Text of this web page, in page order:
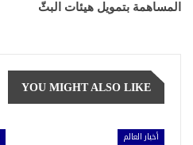
المساهمة بتمويل هيئات البثّ
YOU MIGHT ALSO LIKE
أخبار العالم